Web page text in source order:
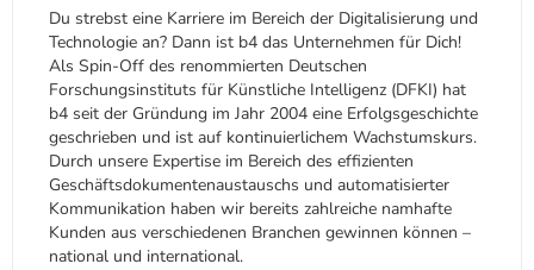
Du strebst eine Karriere im Bereich der Digitalisierung und
Technologie an? Dann ist b4 das Unternehmen für Dich!
Als Spin-Off des renommierten Deutschen
Forschungsinstituts für Künstliche Intelligenz (DFKI) hat
b4 seit der Gründung im Jahr 2004 eine Erfolgsgeschichte
geschrieben und ist auf kontinuierlichem Wachstumskurs.
Durch unsere Expertise im Bereich des effizienten
Geschäftsdokumentenaustauschs und automatisierter
Kommunikation haben wir bereits zahlreiche namhafte
Kunden aus verschiedenen Branchen gewinnen können –
national und international.